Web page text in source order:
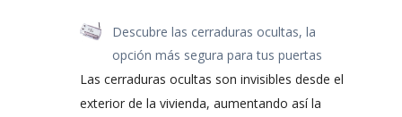
Descubre las cerraduras ocultas, la
opción más segura para tus puertas
Las cerraduras ocultas son invisibles desde el
exterior de la vivienda, aumentando así la